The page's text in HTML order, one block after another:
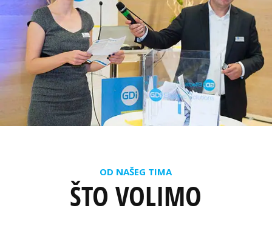
OD NAŠEG TIMA
ŠTO VOLIMO